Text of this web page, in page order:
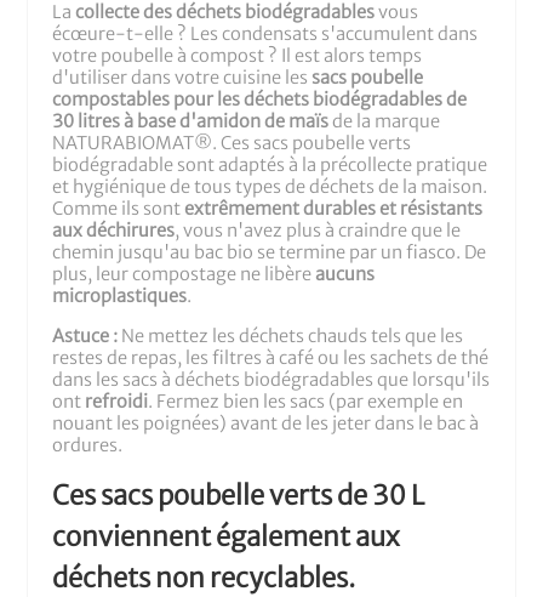
La collecte des déchets biodégradablesvous
écœure-t-elle ? Les condensats s'accumulent dans
votre poubelle à compost ? Il est alors temps
d'utiliser dans votre cuisine les sacs poubelle
compostables pour les déchets biodégradables de
30 litres à base d'amidon de maïsde la marque
NATURABIOMAT®. Ces sacs poubelle verts
biodégradable sont adaptés à la précollecte pratique
et hygiénique de tous types de déchets de la maison.
Comme ils sont extrêmement durables et résistants
aux déchirures, vous n'avez plus à craindre que le
chemin jusqu'au bac bio se termine par un fiasco. De
plus, leur compostage ne libère aucuns
microplastiques.
Astuce : Ne mettez les déchets chauds tels que les
restes de repas, les filtres à café ou les sachets de thé
dans les sacs à déchets biodégradables que lorsqu'ils
ont refroidi. Fermez bien les sacs (par exemple en
nouant les poignées) avant de les jeter dans le bac à
ordures.
Ces sacs poubelle verts de 30 L
conviennent également aux
déchets non recyclables.